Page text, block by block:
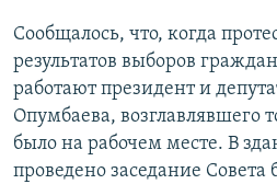
Сообщалось, что, когда
результатов выборов
работают президент и
Опумбаева, возглавлявшего
было на рабочем месте. В
проведено заседание Совета